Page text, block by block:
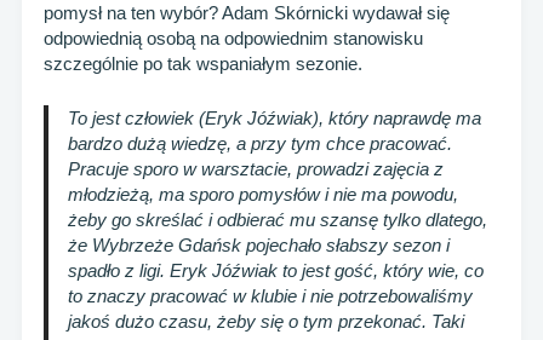
pomysł na ten wybór? Adam Skórnicki wydawał się
odpowiednią osobą na odpowiednim stanowisku
szczególnie po tak wspaniałym sezonie.
To jest człowiek (Eryk Jóźwiak), który naprawdę ma
bardzo dużą wiedzę, a przy tym chce pracować.
Pracuje sporo w warsztacie, prowadzi zajęcia z
młodzieżą, ma sporo pomysłów i nie ma powodu,
żeby go skreślać i odbierać mu szansę tylko dlatego,
że Wybrzeże Gdańsk pojechało słabszy sezon i
spadło z ligi. Eryk Jóźwiak to jest gość, który wie, co
to znaczy pracować w klubie i nie potrzebowaliśmy
jakoś dużo czasu, żeby się o tym przekonać. Taki